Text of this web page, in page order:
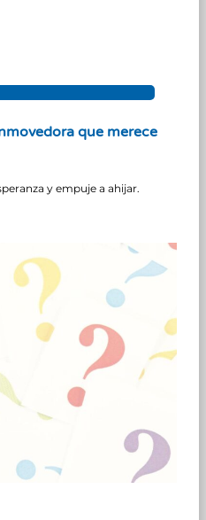
que merece
y empuje a ahijar.